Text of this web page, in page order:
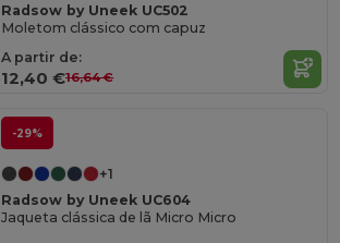
Radsow by Uneek UC502
Moletom clássico com capuz
A partir de:
12,40 €16,64 €
-29%
+1
Radsow by Uneek UC604
Jaqueta clássica de lã Micro Micro